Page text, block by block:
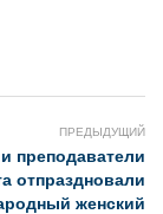
ПРЕДЫДУЩИЙ
преподаватели
отпраздновали
женский